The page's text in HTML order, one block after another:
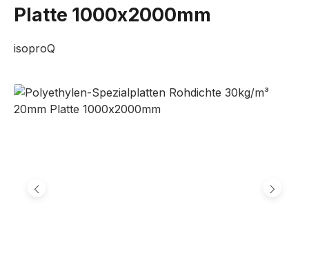
Platte 1000x2000mm
isoproQ
Bildergalerie überspringen